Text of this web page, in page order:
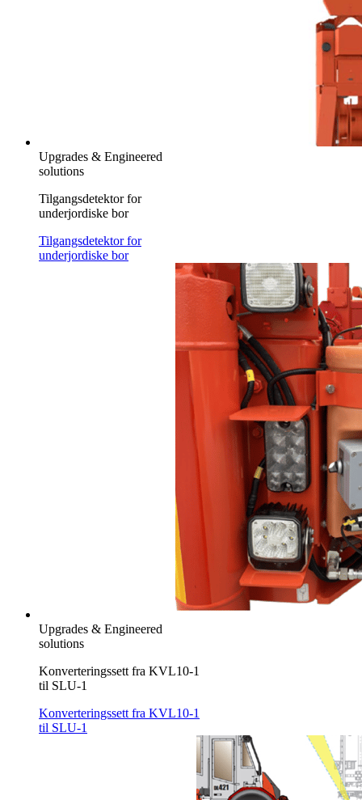
Upgrades & Engineered
solutions
Tilgangsdetektor for
underjordiske bor
Tilgangsdetektor for
underjordiske bor
Upgrades & Engineered
solutions
Konverteringssett fra KVL10-1
til SLU-1
Konverteringssett fra KVL10-1
til SLU-1